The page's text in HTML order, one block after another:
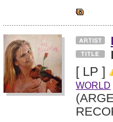
[ LP ]
WORLD